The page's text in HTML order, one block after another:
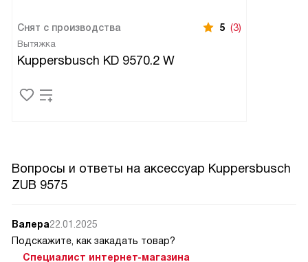
Снят с производства 5 (3)
Вытяжка
Kuppersbusch KD 9570.2 W
Вопросы и ответы на аксессуар Kuppersbusch
ZUB 9575
Валера22.01.2025
Подскажите, как закадать товар?
Специалист интернет-магазина